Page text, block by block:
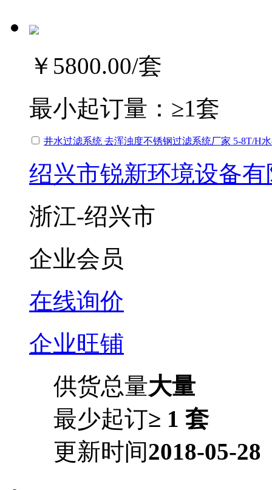
￥5800.00/套
最小起订量： ≥1套
井水过滤系统 去浑浊度不锈钢过滤系统厂家 5-8T/H
绍兴市锐新环境设备
浙江-绍兴市
企业会员
在线询价
企业旺铺
供货总量大量
最少起订≥ 1 套
更新时间2018-05-28